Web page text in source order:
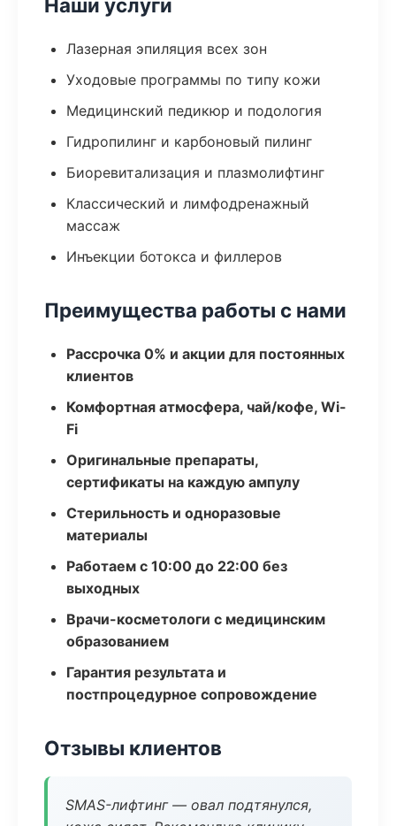
Наши услуги
Лазерная эпиляция всех зон
Уходовые программы по типу кожи
Медицинский педикюр и подология
Гидропилинг и карбоновый пилинг
Биоревитализация и плазмолифтинг
Классический и лимфодренажный
массаж
Инъекции ботокса и филлеров
Преимущества работы с нами
Рассрочка 0% и акции для постоянных
клиентов
Комфортная атмосфера, чай/кофе, Wi-
Fi
Оригинальные препараты,
сертификаты на каждую ампулу
Стерильность и одноразовые
материалы
Работаем с 10:00 до 22:00 без
выходных
Врачи-косметологи с медицинским
образованием
Гарантия результата и
постпроцедурное сопровождение
Отзывы клиентов
SMAS-лифтинг — овал подтянулся,